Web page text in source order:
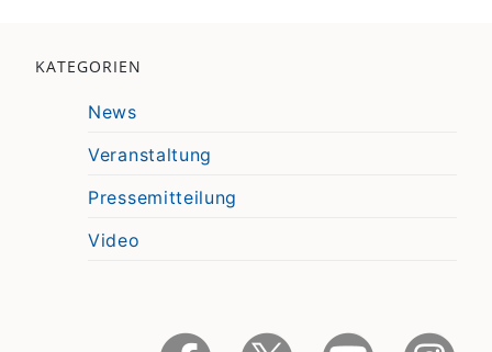
KATEGORIEN
News
Veranstaltung
Pressemitteilung
Video